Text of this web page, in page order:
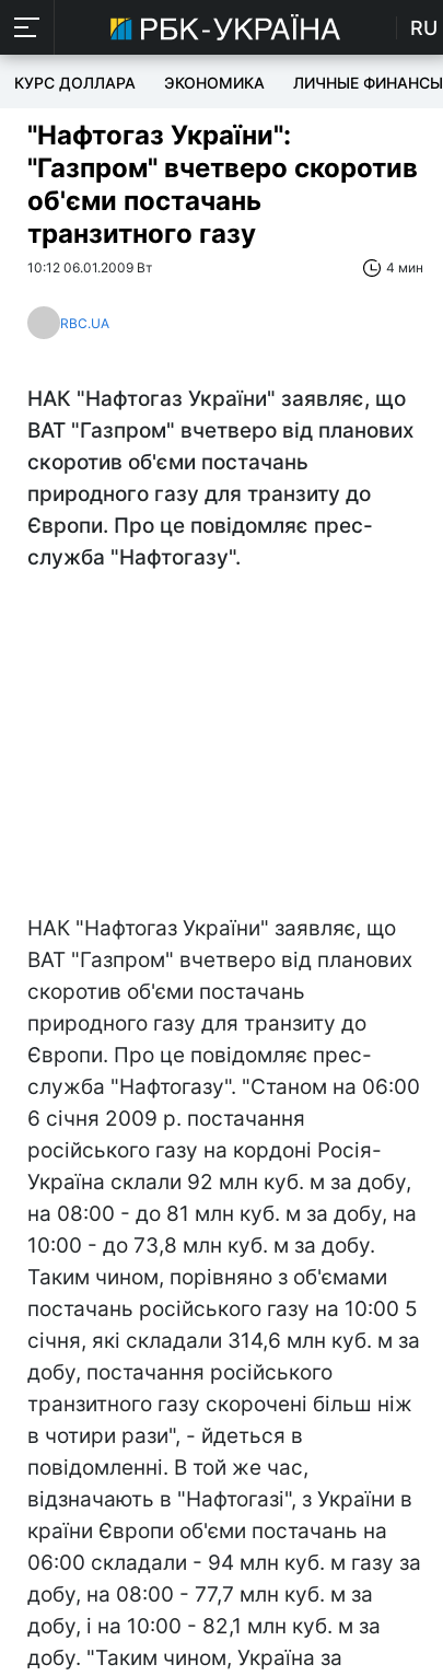
RU
КУРС ДОЛЛАРА ЭКОНОМИКА ЛИЧНЫЕ ФИНАНСЫ
"Нафтогаз України":
"Газпром" вчетверо скоротив
об'єми постачань
транзитного газу
10:12 06.01.2009 Вт 4 мин
RBC.UA
НАК "Нафтогаз України" заявляє, що
ВАТ "Газпром" вчетверо від планових
скоротив об'єми постачань
природного газу для транзиту до
Європи. Про це повідомляє прес-
служба "Нафтогазу".
НАК "Нафтогаз України" заявляє, що
ВАТ "Газпром" вчетверо від планових
скоротив об'єми постачань
природного газу для транзиту до
Європи. Про це повідомляє прес-
служба "Нафтогазу". "Станом на 06:00
6 січня 2009 р. постачання
російського газу на кордоні Росія-
Україна склали 92 млн куб. м за добу,
на 08:00 - до 81 млн куб. м за добу, на
10:00 - до 73,8 млн куб. м за добу.
Таким чином, порівняно з об'ємами
постачань російського газу на 10:00 5
січня, які складали 314,6 млн куб. м за
добу, постачання російського
транзитного газу скорочені більш ніж
в чотири рази", - йдеться в
повідомленні. В той же час,
відзначають в "Нафтогазі", з України в
країни Європи об'єми постачань на
06:00 складали - 94 млн куб. м газу за
добу, на 08:00 - 77,7 млн куб. м за
добу, і на 10:00 - 82,1 млн куб. м за
добу. "Таким чином, Україна за